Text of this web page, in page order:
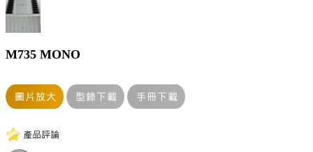
M735 MONO